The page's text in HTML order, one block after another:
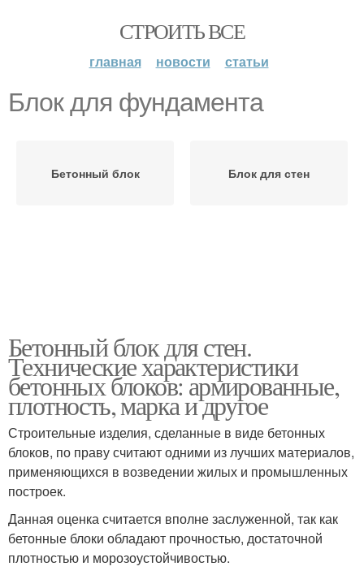
СТРОИТЬ ВСЕ
главная новости статьи
Блок для фундамента
Бетонный блок Блок для стен
Бетонный блок для стен.
Технические характеристики
бетонных блоков: армированные,
плотность, марка и другое
Строительные изделия, сделанные в виде бетонных
блоков, по праву считают одними из лучших материалов,
применяющихся в возведении жилых и промышленных
построек.
Данная оценка считается вполне заслуженной, так как
бетонные блоки обладают прочностью, достаточной
плотностью и морозоустойчивостью.